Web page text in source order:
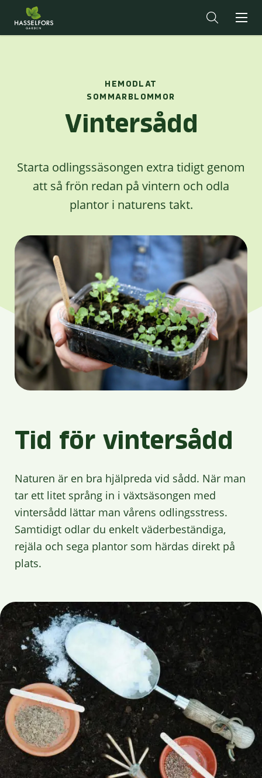
HEMODLAT
SOMMARBLOMMOR
Vintersådd
Starta odlingssäsongen extra tidigt genom
att så frön redan på vintern och odla
plantor i naturens takt.
Tid för vintersådd
Naturen är en bra hjälpreda vid sådd. När man
tar ett litet språng in i växtsäsongen med
vintersådd lättar man vårens odlingsstress.
Samtidigt odlar du enkelt väderbeständiga,
rejäla och sega plantor som härdas direkt på
plats.